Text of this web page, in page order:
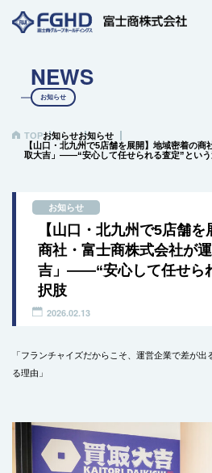
NEWS
お知らせ
TOPお知らせお知らせ
【山口・北九州で5店舗を展開】地域密着の
取大吉」――“安心して任せられる査定”とい
お知らせ
【山口・北九州で5店舗
商社・富士商株式会社が
吉」――“安心して任せら
択肢
2026.02.13
「フランチャイズだからこそ、運営企業で差が
る理由」